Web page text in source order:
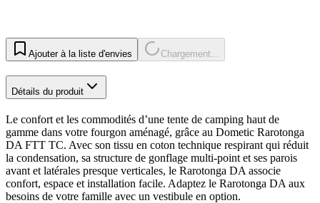
Ajouter à la liste d'envies Chargement...
Détails du produit
Le confort et les commodités d’une tente de camping haut de
gamme dans votre fourgon aménagé, grâce au Dometic Rarotonga
DA FTT TC. Avec son tissu en coton technique respirant qui réduit
la condensation, sa structure de gonflage multi-point et ses parois
avant et latérales presque verticales, le Rarotonga DA associe
confort, espace et installation facile. Adaptez le Rarotonga DA aux
besoins de votre famille avec un vestibule en option.